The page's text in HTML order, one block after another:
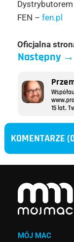
FEN – fen.pl
Oficjalna
Następny→
15 lat.
KOMENTARZE
MÓJ MAC